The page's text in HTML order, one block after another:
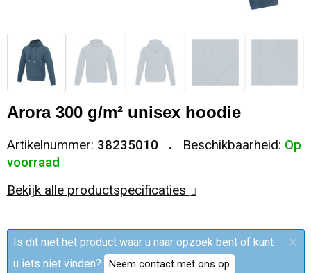
Snoepgoed
Spellen voor binnen en buiten
Veiligheid, Auto en Fiets
Papieren tassen
Heuptassen
Matrozentassen
Rugzakken
Polo's
Jassen
Ondergoed en Sokken
Broeken en Rokken
T-Shirts
Schorten en Sloven
Arora 300 g/m² unisex hoodie
Artikelnummer: 38235010 Beschikbaarheid: Op
voorraad
Bekijk alle productspecificaties
Is dit niet het product waar u naar opzoek bent of kunt
u iets niet vinden?
Neem contact met ons op
×